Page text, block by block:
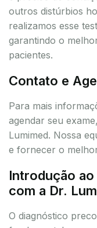
outros distúrbios
realizamos esse
garantindo o
pacientes.
Contato e
Para mais
agendar seu
Lumimed. Nossa
e fornecer o
Introdução
com a Dr.
O diagnóstico